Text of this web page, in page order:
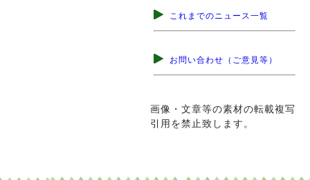
これまでのニュース一覧
お問い合わせ（ご意見等）
画像・文章等の素材の転載複写
引用を禁止致します。